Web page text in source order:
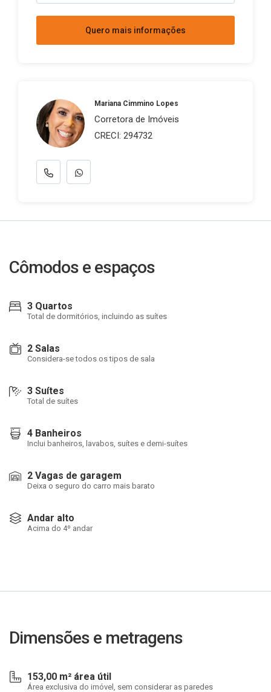
Quero mais informações
Mariana Cimmino Lopes
Corretora de Imóveis
CRECI: 294732
Cômodos e espaços
3 Quartos
Total de dormitórios, incluindo as suítes
2 Salas
Considera-se todos os tipos de sala
3 Suítes
Total de suítes
4 Banheiros
Inclui banheiros, lavabos, suítes e demi-suítes
2 Vagas de garagem
Deixa o seguro do carro mais barato
Andar alto
Acima do 4º andar
Dimensões e metragens
153,00 m² área útil
Área exclusiva do imóvel, sem considerar as paredes